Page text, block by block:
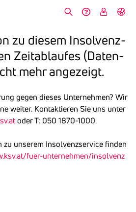
zu diesem Insol­venz­
Zeit­ab­laufes (Daten­
mehr ange­zeigt.
gegen dieses Unternehmen? Wir
weiter. Kontaktieren Sie uns unter
oder T: 050 1870-1000.
zu unserem Insolvenzservice finden
fuer-unternehmen/insolvenz